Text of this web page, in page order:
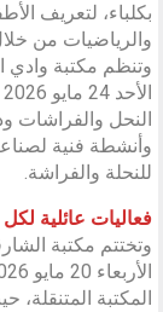
بكلباء، لتعريف
والرياضيات من
وتنظم مكتبة وادي
النحل والفراشات
وأنشطة فنية
للنحلة والفراشة.
فعاليات عائلية لكل
وتختتم مكتبة
المكتبة